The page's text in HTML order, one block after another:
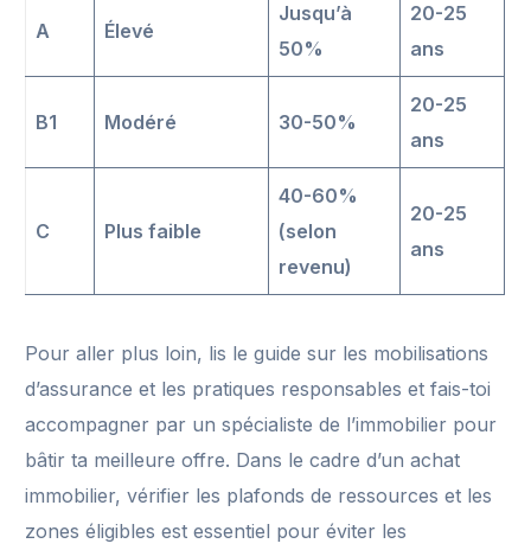
A Élevé
Jusqu’à
50%
20-25
ans
B1 Modéré 30-50%
20-25
ans
C Plus faible
40-60%
(selon
revenu)
20-25
ans
Pour aller plus loin, lis le guide sur les mobilisations
d’assurance et les pratiques responsables et fais-toi
accompagner par un spécialiste de l’immobilier pour
bâtir ta meilleure offre. Dans le cadre d’un achat
immobilier, vérifier les plafonds de ressources et les
zones éligibles est essentiel pour éviter les